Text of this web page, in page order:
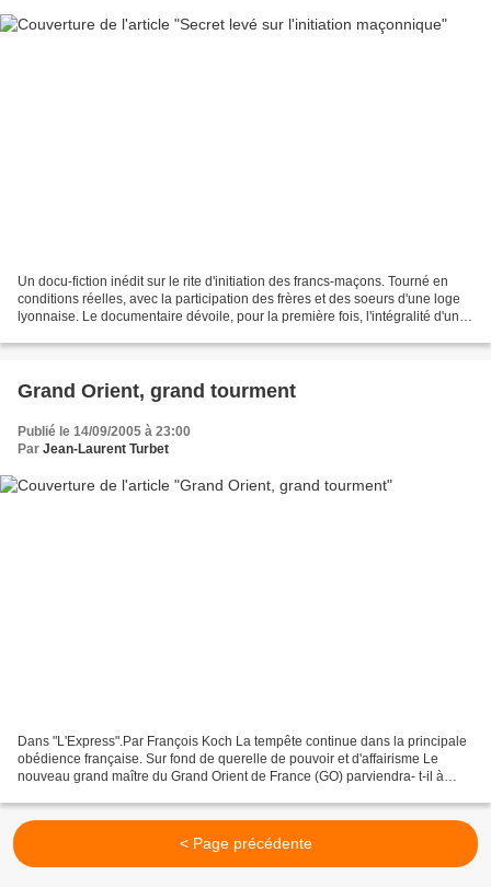
Un docu-fiction inédit sur le rite d'initiation des francs-maçons. Tourné en
conditions réelles, avec la participation des frères et des soeurs d'une loge
lyonnaise. Le documentaire dévoile, pour la première fois, l'intégralité d'une
Grand Orient, grand tourment
Publié le 14/09/2005 à 23:00
Par Jean-Laurent Turbet
Dans "L'Express".Par François Koch La tempête continue dans la principale
obédience française. Sur fond de querelle de pouvoir et d'affairisme Le
nouveau grand maître du Grand Orient de France (GO) parviendra- t-il à
< Page précédente